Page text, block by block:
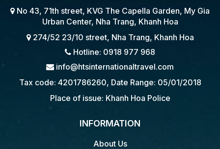
No 43, 71th street, KVG The Capella Garden, My Gia
Urban Center, Nha Trang, Khanh Hoa
274/52 23/10 street, Nha Trang, Khanh Hoa
Hotline: 0918 977 968
info@htsinternationaltravel.com
Tax code: 4201786260, Date Range: 05/01/2018
Place of issue: Khanh Hoa Police
INFORMATION
About Us